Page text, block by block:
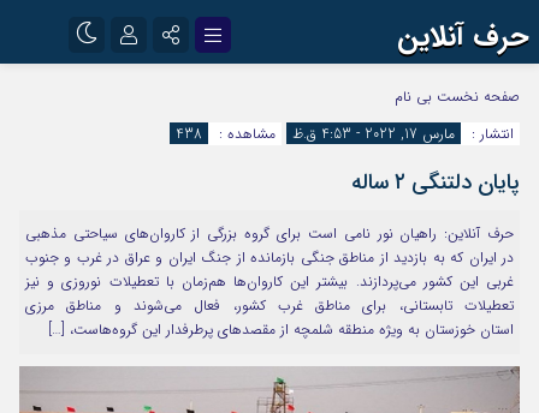
حرف آنلاین
اینستاگرام
آپارات
رمز عبور
مرا به خاطر بسپار
صفحه نخست بی نام
انتشار :
مارس 17, 2022 - 4:53 ق.ظ مشاهده : 438
پایان دلتنگی ۲ ساله
حرف آنلاین: راهیان نور نامی است برای گروه بزرگی از کاروان‌های سیاحتی مذهبی
در ایران که به بازدید از مناطق جنگی بازمانده از جنگ ایران و عراق در غرب و جنوب
غربی این کشور می‌پردازند. بیشتر این کاروان‌ها هم‌زمان با تعطیلات نوروزی و نیز
تعطیلات تابستانی، برای مناطق غرب کشور، فعال می‌شوند و مناطق مرزی
استان خوزستان به ویژه منطقه شلمچه از مقصدهای پرطرفدار این گروه‌هاست، […]